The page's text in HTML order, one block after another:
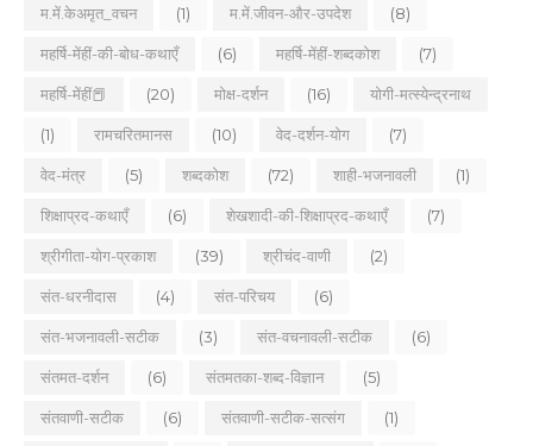
म.में.केअमृत_वचन (1) म.में.जीवन-और-उपदेश (8)
महर्षि-मेंहीं-की-बोध-कथाएँ (6) महर्षि-मेंहीं-शब्दकोश (7)
महर्षि-मेंहीं📕 (20) मोक्ष-दर्शन (16) योगी-मत्स्येन्द्रनाथ
(1) रामचरितमानस (10) वेद-दर्शन-योग (7)
वेद-मंत्र (5) शब्दकोश (72) शाही-भजनावली (1)
शिक्षाप्रद-कथाएँ (6) शेखशादी-की-शिक्षाप्रद-कथाएँ (7)
श्रीगीता-योग-प्रकाश (39) श्रीचंद-वाणी (2)
संत-धरनीदास (4) संत-परिचय (6)
संत-भजनावली-सटीक (3) संत-वचनावली-सटीक (6)
संतमत-दर्शन (6) संतमतका-शब्द-विज्ञान (5)
संतवाणी-सटीक (6) संतवाणी-सटीक-सत्संग (1)